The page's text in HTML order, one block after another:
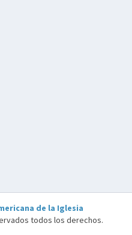
de la Iglesia
todos los derechos.